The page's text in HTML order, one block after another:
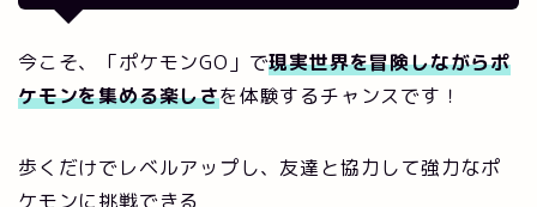
今こそ、「ポケモンGO」で現実世界を冒険しながらポ
ケモンを集める楽しさを体験するチャンスです！
歩くだけでレベルアップし、友達と協力して強力なポ
ケモンに挑戦できる